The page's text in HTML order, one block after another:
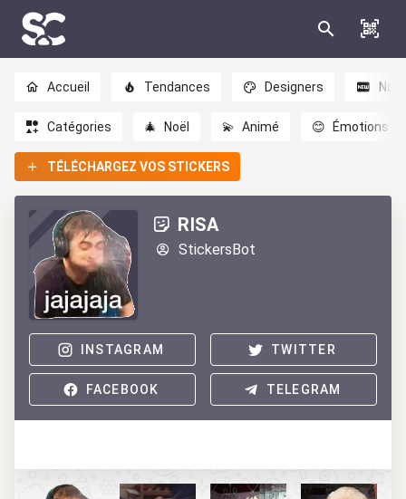
Accueil Tendances Designers
Catégories 🎄 Noël 💫 Animé 😊 Émotions
TÉLÉCHARGEZ VOS STICKERS
RISA
StickersBot
INSTAGRAM TWITTER
FACEBOOK TELEGRAM